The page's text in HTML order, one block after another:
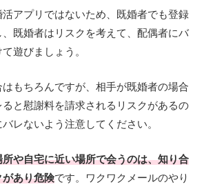
アプリではないため、既婚者でも登録
既婚者はリスクを考えて、配偶者にバ
遊びましょう。
もちろんですが、相手が既婚者の場合
ると慰謝料を請求されるリスクがあるの
レないよう注意してください。
や自宅に近い場所で会うのは、知り合
あり危険です。ワクワクメールのやり